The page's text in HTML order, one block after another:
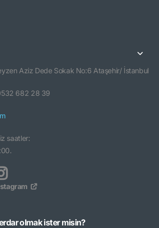
Aziz Dede Sokak No:6 Ataşehir/ İstanbul
682 28 39
saatler:
olmak ister misin?